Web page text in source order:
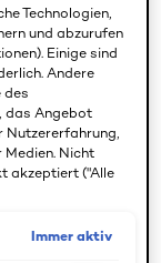
oder
Technologien,
und abzurufen
Einige sind
Andere
des
das Angebot
Nutzererfahrung,
Medien. Nicht
akzeptiert ("Alle
fortfahren")
Die
Immer aktiv